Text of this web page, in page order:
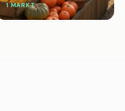
1 MARKT